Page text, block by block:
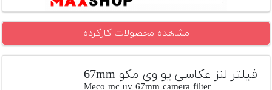
پلاس
افزودن
مشاهده محصولات کارکرده
فیلتر لنز عکاسی یو وی مکو 67mm
Meco mc uv 67mm camera filter